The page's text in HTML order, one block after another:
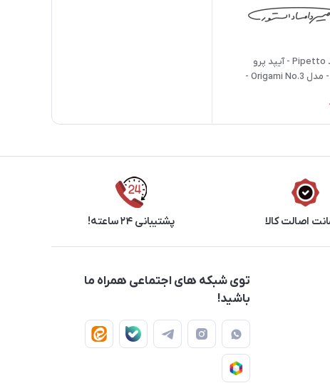
قاب برند Pipetto - آیپد پرو
M4/M5 - مدل Origami No.3 -
اصالت کالا پشتیبانی ۲۴ ساعته!
توی شبکه های اجتماعی همراه ما
باشید!